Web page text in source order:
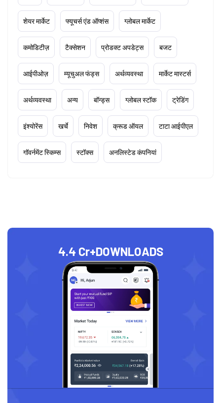
शेयर मार्केट फ्यूचर्स एंड ऑप्शंस ग्लोबल मार्केट
कमोडिटीज़ टैक्सेशन प्रोडक्ट अपडेट्स बजट
आईपीओज़ म्यूचुअल फंड्स अर्थव्यवस्था मार्केट मास्टर्स
अर्थव्यवस्था अन्य बॉन्ड्स ग्लोबल स्टॉक ट्रेडिंग
इंश्योरेंस खर्चे निवेश क्रूड ऑयल टाटा आईपीएल
गॉवर्नमेंट स्किम्स स्टॉक्स अनलिस्टेड कंपनियां
4.4 Cr+DOWNLOADS